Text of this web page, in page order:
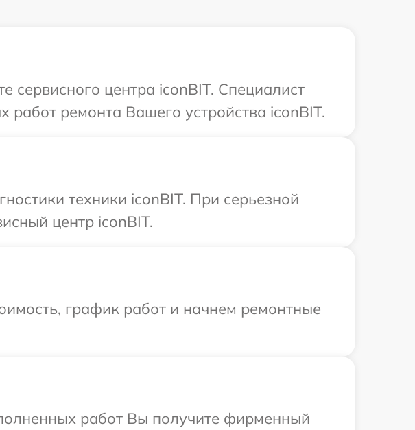
сервисного центра iconBIT. Специалист
работ ремонта Вашего устройства iconBIT.
техники iconBIT. При серьезной
центр iconBIT.
график работ и начнем ремонтные
работ Вы получите фирменный